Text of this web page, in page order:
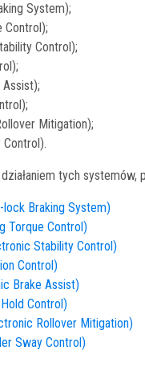
System);
Control);
Control);
Assist);
Mitigation);
Control).
tych systemów,
Braking System)
Torque Control)
Stability Control)
Control)
Brake Assist)
Control)
Rollover Mitigation)
Sway Control)